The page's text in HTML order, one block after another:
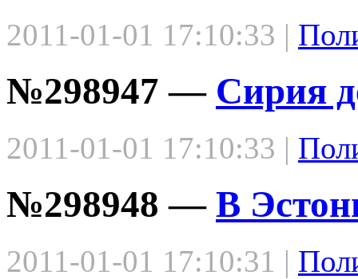
2011-01-01 17:10:33 |
№298947 — Сирия
2011-01-01 17:10:33 |
№298948 — В
2011-01-01 17:10:31 |